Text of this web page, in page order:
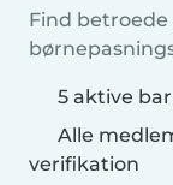
Find
5 aktive
Alle
verifikation